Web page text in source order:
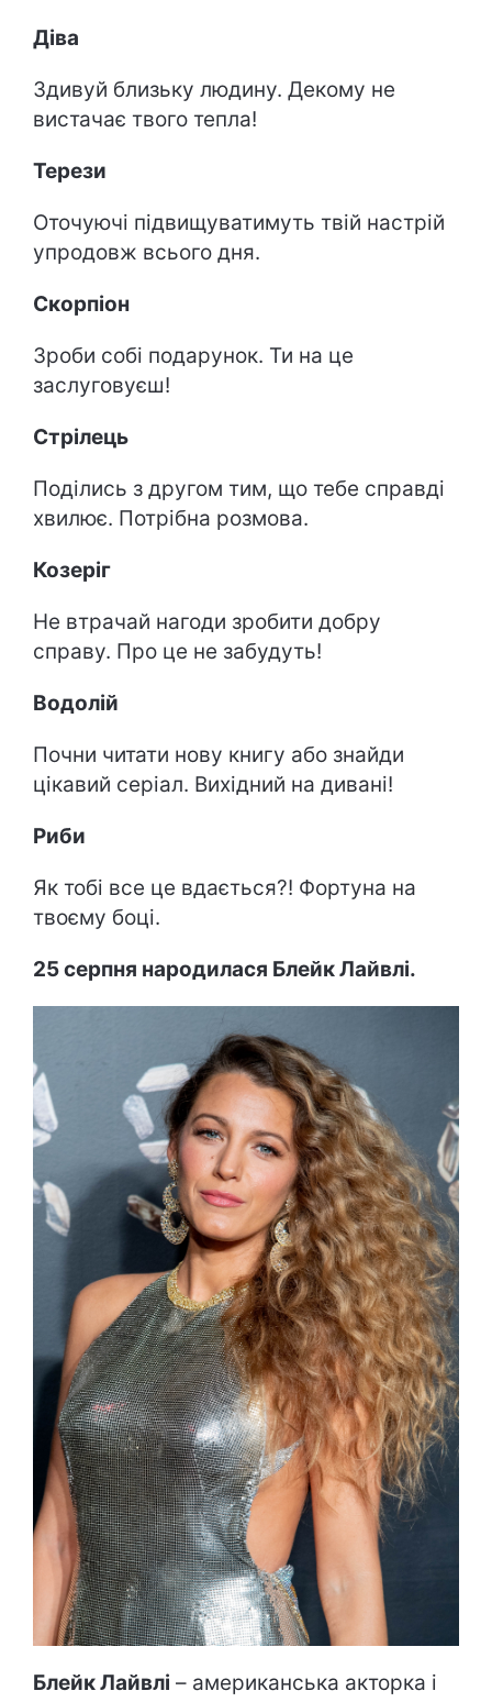
Діва
Здивуй близьку людину. Декому не
вистачає твого тепла!
Терези
Оточуючі підвищуватимуть твій настрій
упродовж всього дня.
Скорпіон
Зроби собі подарунок. Ти на це
заслуговуєш!
Стрілець
Поділись з другом тим, що тебе справді
хвилює. Потрібна розмова.
Козеріг
Не втрачай нагоди зробити добру
справу. Про це не забудуть!
Водолій
Почни читати нову книгу або знайди
цікавий серіал. Вихідний на дивані!
Риби
Як тобі все це вдається?! Фортуна на
твоєму боці.
25 серпня народилася Блейк Лайвлі.
Блейк Лайвлі – американська акторка і